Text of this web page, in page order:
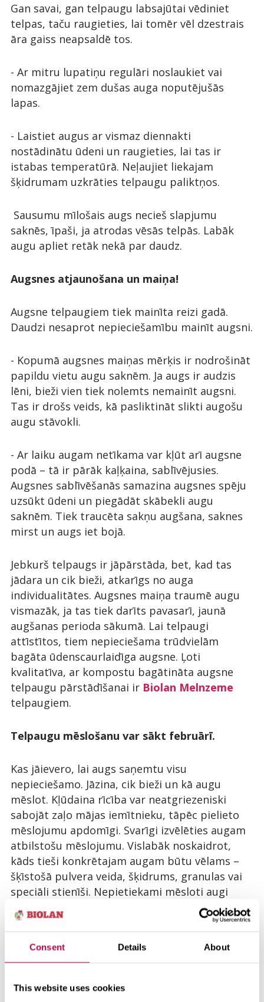
Consent Details About
This website uses cookies
Gan savai, gan telpaugu labsajūtai vēdiniet
telpas, taču raugieties, lai tomēr vēl dzestrais
āra gaiss neapsaldē tos.
- Ar mitru lupatiņu regulāri noslaukiet vai
nomazgājiet zem dušas auga noputējušās
lapas.
- Laistiet augus ar vismaz diennakti
nostādinātu ūdeni un raugieties, lai tas ir
istabas temperatūrā. Neļaujiet liekajam
šķidrumam uzkrāties telpaugu paliktņos.
Sausumu mīlošais augs necieš slapjumu
saknēs, īpaši, ja atrodas vēsās telpās. Labāk
augu apliet retāk nekā par daudz.
Augsnes atjaunošana un maiņa!
Augsne telpaugiem tiek mainīta reizi gadā.
Daudzi nesaprot nepieciešamību mainīt augsni.
- Kopumā augsnes maiņas mērķis ir nodrošināt
papildu vietu augu saknēm. Ja augs ir audzis
lēni, bieži vien tiek nolemts nemainīt augsni.
Tas ir drošs veids, kā pasliktināt slikti augošu
augu stāvokli.
- Ar laiku augam netīkama var kļūt arī augsne
podā – tā ir pārāk kaļķaina, sablīvējusies.
Augsnes sablīvēšanās samazina augsnes spēju
uzsūkt ūdeni un piegādāt skābekli augu
saknēm. Tiek traucēta sakņu augšana, saknes
mirst un augs iet bojā.
Jebkurš telpaugs ir jāpārstāda, bet, kad tas
jādara un cik bieži, atkarīgs no auga
individualitātes. Augsnes maiņa traumē augu
vismazāk, ja tas tiek darīts pavasarī, jaunā
augšanas perioda sākumā. Lai telpaugi
attīstītos, tiem nepieciešama trūdvielām
bagāta ūdenscaurlaidīga augsne. Ļoti
kvalitatīva, ar kompostu bagātināta augsne
telpaugu pārstādīšanai ir Biolan Melnzeme
telpaugiem.
Telpaugu mēslošanu var sākt februārī.
Kas jāievero, lai augs saņemtu visu
nepieciešamo. Jāzina, cik bieži un kā augu
mēslot. Kļūdaina rīcība var neatgriezeniski
sabojāt zaļo mājas iemītnieku, tāpēc pielieto
mēslojumu apdomīgi. Svarīgi izvēlēties augam
atbilstošu mēslojumu. Vislabāk noskaidrot,
kāds tieši konkrētajam augam būtu vēlams –
šķīstošā pulvera veida, šķidrums, granulas vai
speciāli stienīši. Nepietiekami mēsloti augi
vienmēr izskatīsies blāvi un vārg.
parasti ir atrodama uz mēslojuma iepakojuma.
oktobra beigām.